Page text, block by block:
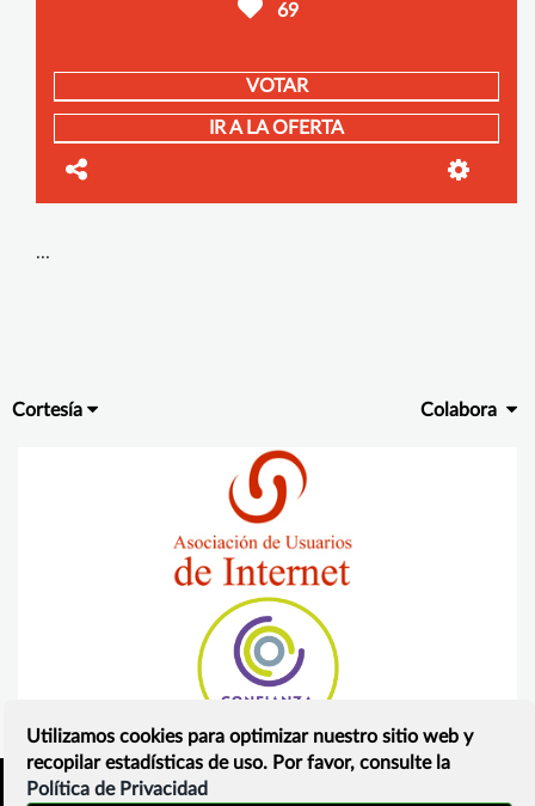
69
VOTAR
IR A LA OFERTA
...
Cortesía Colabora
Utilizamos cookies para optimizar nuestro sitio web y
recopilar estadísticas de uso. Por favor, consulte la
Política de Privacidad